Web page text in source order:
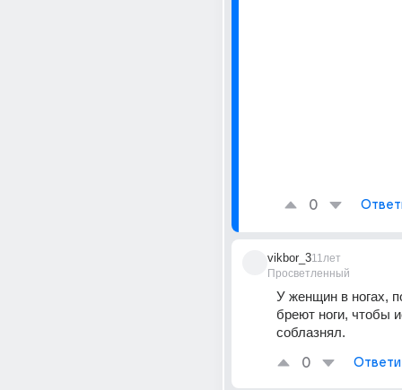
0
vikbor_3
Просветленный
11лет
У женщин в ногах,
бреют ноги, чтобы
соблазнял.
0